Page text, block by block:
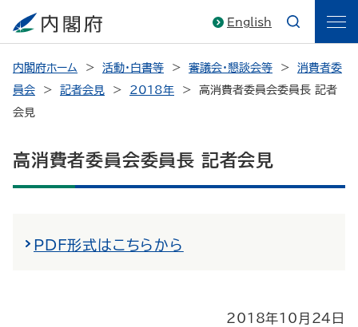
English
内閣府ホーム 活動・白書等 審議会・懇談会等
消費者委
員会
記者会見 2018年
高消費者委員会委員長 記者
会見
高消費者委員会委員長 記者会見
PDF形式はこちらから
2018年10月24日